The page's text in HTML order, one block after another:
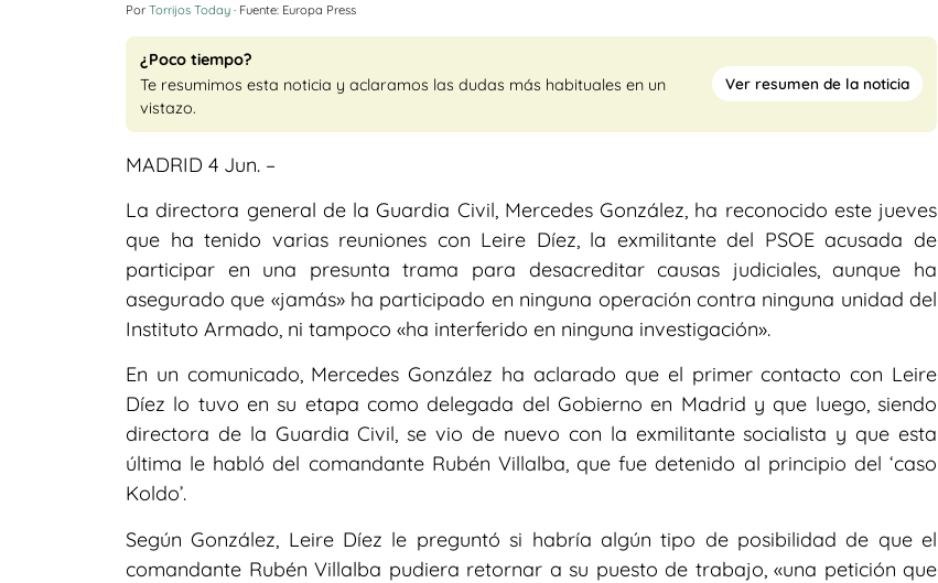
Por Torrijos Today · Fuente: Europa Press
¿Poco tiempo?
Te resumimos esta noticia y aclaramos las dudas más habituales en un
vistazo.
Ver resumen de la noticia
MADRID 4 Jun. –
La directora general de la Guardia Civil, Mercedes González, ha reconocido este jueves
que ha tenido varias reuniones con Leire Díez, la exmilitante del PSOE acusada de
participar en una presunta trama para desacreditar causas judiciales, aunque ha
asegurado que «jamás» ha participado en ninguna operación contra ninguna unidad del
Instituto Armado, ni tampoco «ha interferido en ninguna investigación».
En un comunicado, Mercedes González ha aclarado que el primer contacto con Leire
Díez lo tuvo en su etapa como delegada del Gobierno en Madrid y que luego, siendo
directora de la Guardia Civil, se vio de nuevo con la exmilitante socialista y que esta
última le habló del comandante Rubén Villalba, que fue detenido al principio del ‘caso
Koldo’.
Según González, Leire Díez le preguntó si habría algún tipo de posibilidad de que el
comandante Rubén Villalba pudiera retornar a su puesto de trabajo, «una petición que